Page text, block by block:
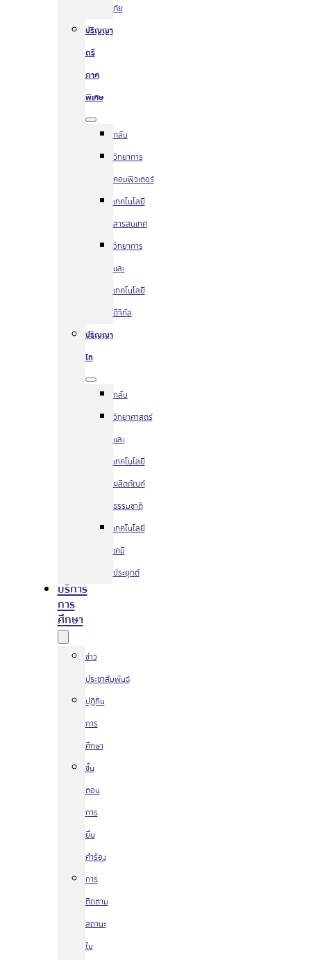
ภัย
ปริญญา
ตรี
ภาค
พิเศษ
กลับ
วิทยาการ
คอมพิวเตอร์
เทคโนโลยี
สารสนเทศ
วิทยาการ
และ
เทคโนโลยี
ดิจิทัล
ปริญญา
โท
กลับ
วิทยาศาสตร์
และ
เทคโนโลยี
ผลิตภัณฑ์
ธรรมชาติ
เทคโนโลยี
เคมี
ประยุกต์
บริการ
การ
ศึกษา
ข่าว
ประชาสัมพันธ์
ปฏิทิน
การ
ศึกษา
ขั้น
ตอน
การ
ยื่น
คำร้อง
การ
ติดตาม
สถานะ
ใบ